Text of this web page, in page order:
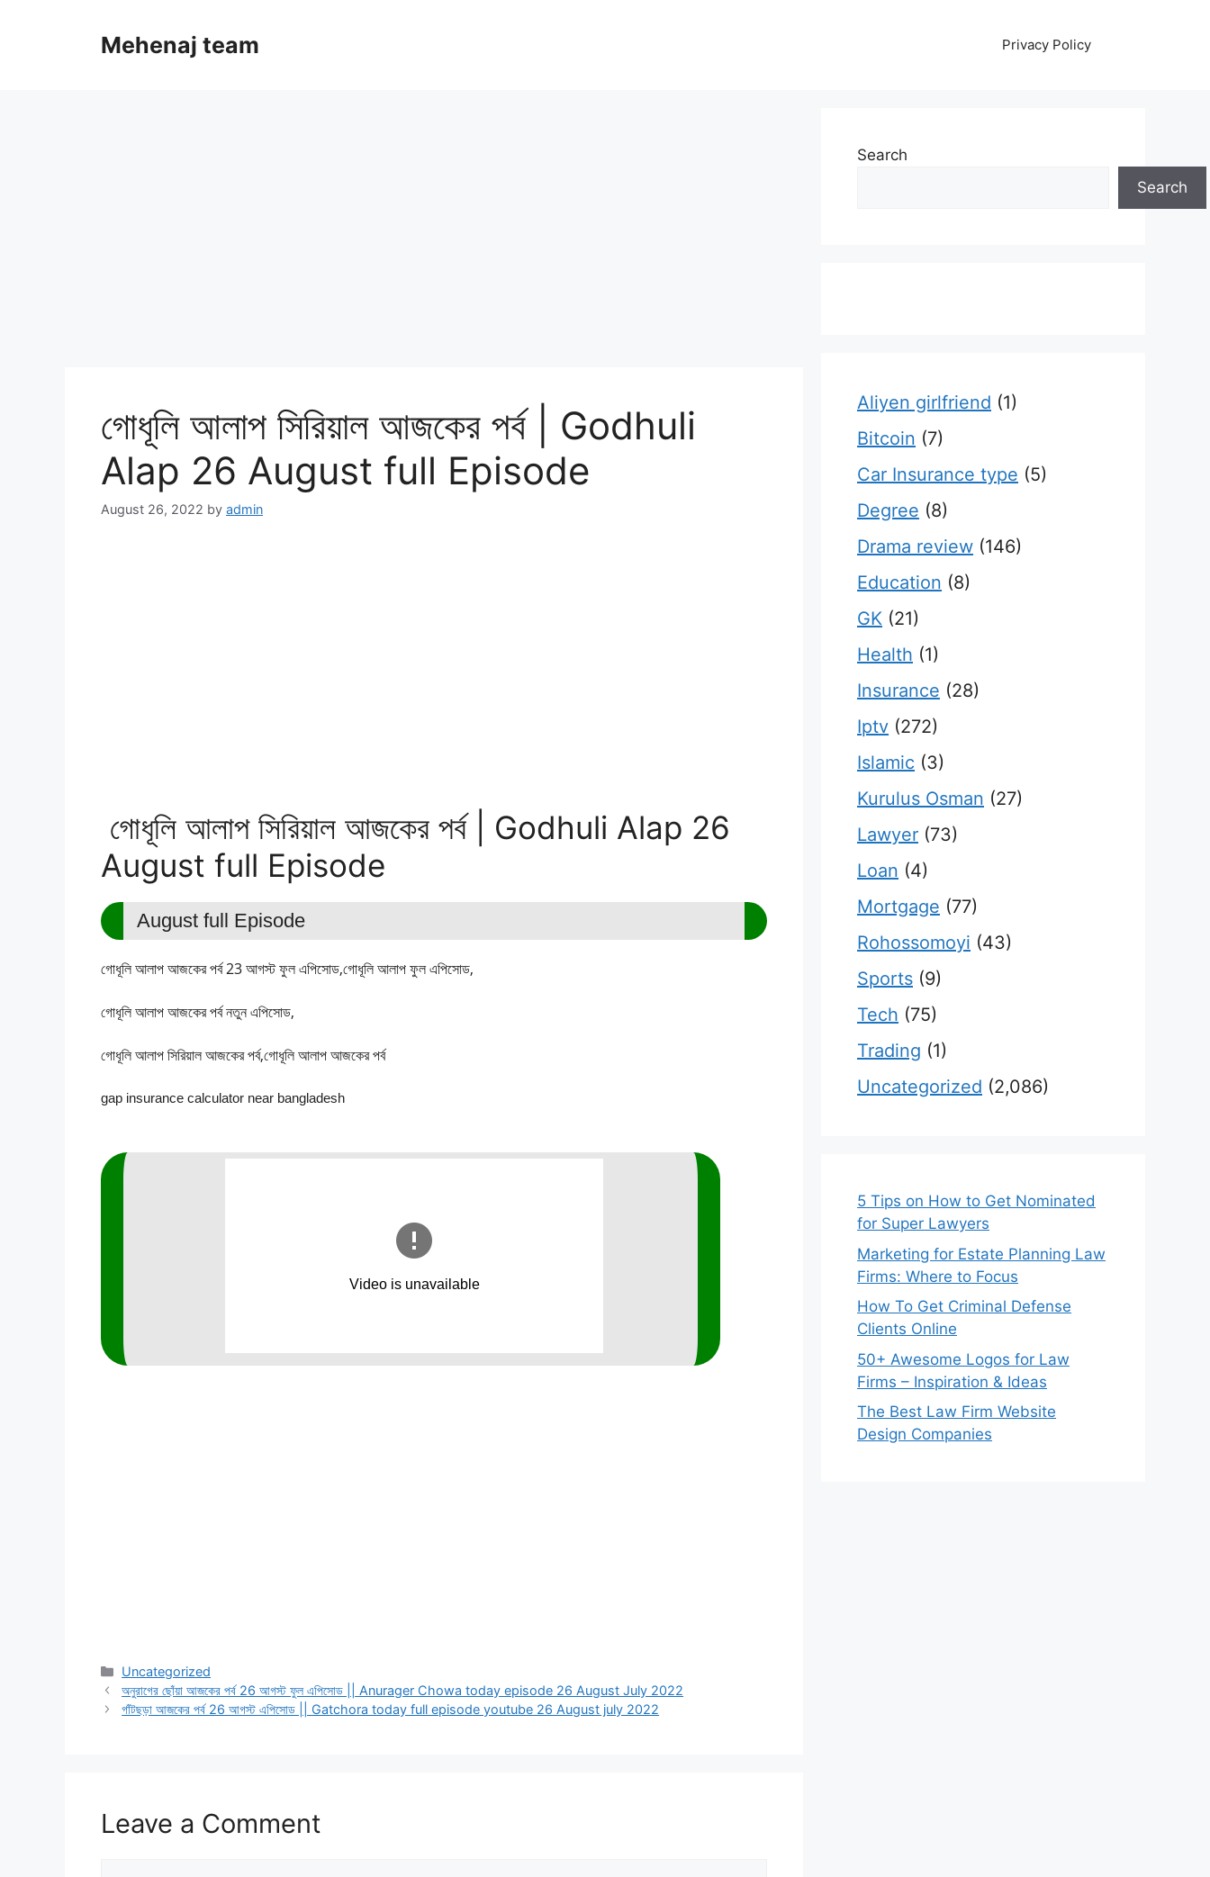
Mehenaj team Privacy Policy
গোধূলি আলাপ সিরিয়াল আজকের পর্ব | Godhuli
Alap 26 August full Episode
August 26, 2022 by admin
গোধূলি আলাপ সিরিয়াল আজকের পর্ব | Godhuli Alap 26
August full Episode
August full Episode
গোধূলি আলাপ আজকের পর্ব 23আগস্ট ফুল এপিসোড,গোধূলি আলাপ ফুল এপিসোড,
গোধূলি আলাপ আজকের পর্ব নতুন এপিসোড,
গোধূলি আলাপ সিরিয়াল আজকের পর্ব,গোধূলি আলাপ আজকের পর্ব
gap insurance calculator near bangladesh
Categories
Uncategorized
অনুরাগের ছোঁয়া আজকের পর্ব 26 আগস্ট ফুল এপিসোড || Anurager Chowa today episode 26 August July 2022
গাঁটছড়া আজকের পর্ব 26 আগস্ট এপিসোড || Gatchora today full episode youtube 26 August july 2022
Leave a Comment
Search
Search
Aliyen girlfriend (1)
Bitcoin (7)
Car Insurance type (5)
Degree (8)
Drama review (146)
Education (8)
GK (21)
Health (1)
Insurance (28)
Iptv (272)
Islamic (3)
Kurulus Osman (27)
Lawyer (73)
Loan (4)
Mortgage (77)
Rohossomoyi (43)
Sports (9)
Tech (75)
Trading (1)
Uncategorized (2,086)
5 Tips on How to Get Nominated
for Super Lawyers
Marketing for Estate Planning Law
Firms: Where to Focus
How To Get Criminal Defense
Clients Online
50+ Awesome Logos for Law
Firms – Inspiration & Ideas
The Best Law Firm Website
Design Companies